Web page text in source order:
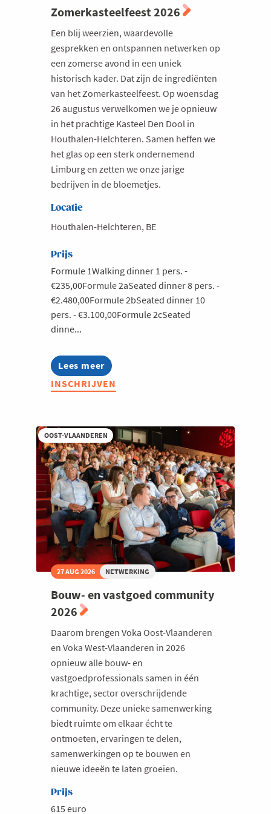
Zomerkasteelfeest 2026
Een blij weerzien, waardevolle
gesprekken en ontspannen netwerken op
een zomerse avond in een uniek
historisch kader. Dat zijn de ingrediënten
van het Zomerkasteelfeest. Op woensdag
26 augustus verwelkomen we je opnieuw
in het prachtige Kasteel Den Dool in
Houthalen-Helchteren. Samen heffen we
het glas op een sterk ondernemend
Limburg en zetten we onze jarige
bedrijven in de bloemetjes.
Locatie
Houthalen-Helchteren, BE
Prijs
Formule 1Walking dinner 1 pers. -
€235,00Formule 2aSeated dinner 8 pers. -
€2.480,00Formule 2bSeated dinner 10
pers. - €3.100,00Formule 2cSeated
dinne...
Lees meer
about
Zomerkasteelfeest
2026
INSCHRIJVEN
OOST-VLAANDEREN
27 AUG 2026 NETWERKING
Bouw- en vastgoed community
2026
Daarom brengen Voka Oost-Vlaanderen
en Voka West-Vlaanderen in 2026
opnieuw alle bouw- en
vastgoedprofessionals samen in één
krachtige, sector overschrijdende
community. Deze unieke samenwerking
biedt ruimte om elkaar écht te
ontmoeten, ervaringen te delen,
samenwerkingen op te bouwen en
nieuwe ideeën te laten groeien.
Prijs
615 euro